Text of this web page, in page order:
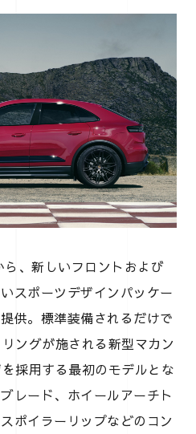
、新しいフロントおよび
スポーツデザインパッケー
供。標準装備されるだけで
ングが施される新型マカン
採用する最初のモデルとな
レード、ホイールアーチト
ポイラーリップなどのコン